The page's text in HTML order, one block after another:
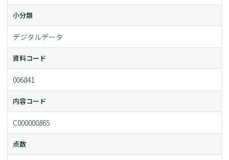
小分類
デジタルデータ
資料コード
006841
内容コード
C000000865
点数